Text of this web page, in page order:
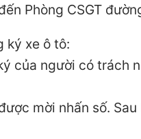
Phòng CSGT
ký xe ô tô:
của người có trách
mời nhấn số.